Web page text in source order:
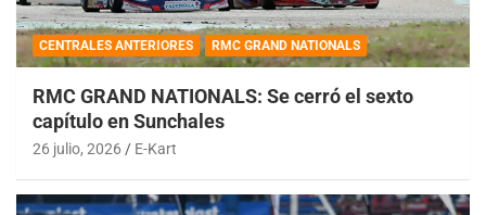
CENTRALES ANTERIORES RMC GRAND NATIONALS
RMC GRAND NATIONALS: Se cerró el sexto
capítulo en Sunchales
26 julio, 2026 E-Kart